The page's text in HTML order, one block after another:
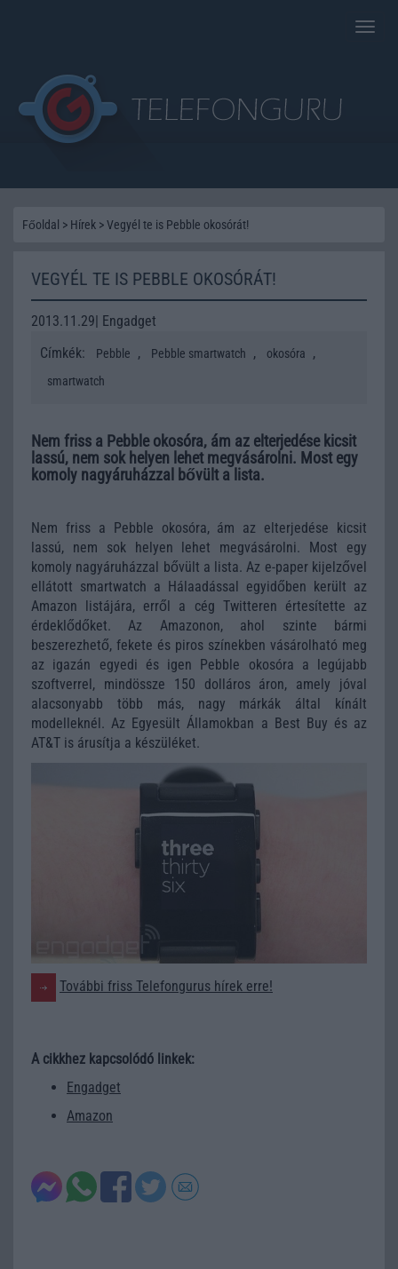
Toggle
Főoldal > Hírek >Vegyél te is Pebble okosórát!
VEGYÉL TE IS PEBBLE OKOSÓRÁT!
2013.11.29| Engadget
Címkék:
Pebble , Pebble smartwatch , okosóra ,
smartwatch
Nem friss a Pebble okosóra, ám az elterjedése kicsit
lassú, nem sok helyen lehet megvásárolni. Most egy
komoly nagyáruházzal bővült a lista.
Nem friss a Pebble okosóra, ám az elterjedése kicsit
lassú, nem sok helyen lehet megvásárolni. Most egy
komoly nagyáruházzal bővült a lista. Az e-paper kijelzővel
ellátott smartwatch a Hálaadással egyidőben került az
Amazon listájára, erről a cég Twitteren értesítette az
érdeklődőket. Az Amazonon, ahol szinte bármi
beszerezhető, fekete és piros színekben vásárolható meg
az igazán egyedi és igen Pebble okosóra a legújabb
szoftverrel, mindössze 150 dolláros áron, amely jóval
alacsonyabb több más, nagy márkák által kínált
modelleknél. Az Egyesült Államokban a Best Buy és az
AT&T is árusítja a készüléket.
További friss Telefongurus hírek erre!
A cikkhez kapcsolódó linkek:
Engadget
Amazon